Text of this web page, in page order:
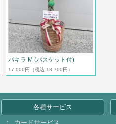
パキラ M (バスケット付)
17,000円 （税込 18,700円）
各種サービス
カードサービス